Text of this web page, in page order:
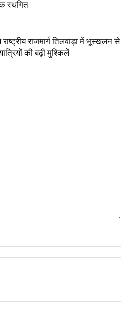
स्थगित
राजमार्ग तिलवाड़ा में भूस्खलन से
की बढ़ी मुश्किलें